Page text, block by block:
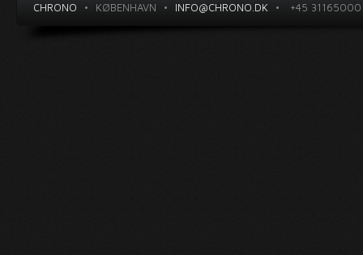
CHRONO • KØBENHAVN • INFO@CHRONO.DK • +45 31165000